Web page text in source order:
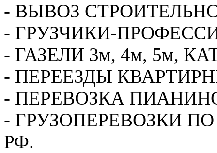
- ВЫВОЗ
- ГРУЗЧИКИ-
- ГАЗЕЛИ 3м, 4м, 5м,
- ПЕРЕЕЗДЫ
- ПЕРЕВОЗКА
- ГРУЗОПЕРЕВОЗКИ
РФ.